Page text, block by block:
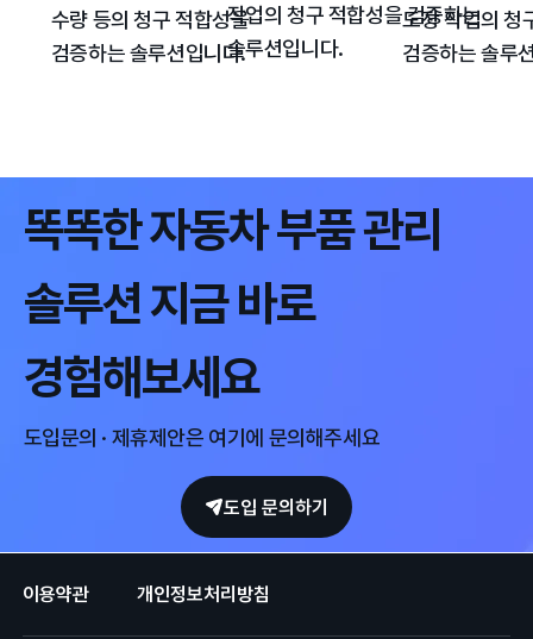
도장 작업의 청
검증하는 솔루
작업의 청구 적합성을 검증하는
솔루션입니다.
수량 등의 청구 적합성을
검증하는 솔루션입니다.
똑똑한 자동차 부품 관리
솔루션 지금 바로
경험해보세요
도입문의 · 제휴제안은 여기에 문의해주세요
도입 문의하기
이용약관 개인정보처리방침